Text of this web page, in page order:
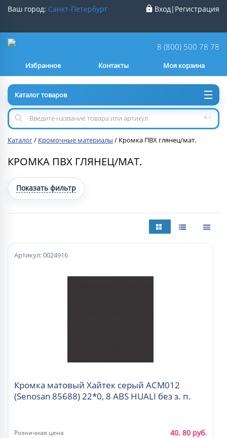
Ваш город: Санкт-Петербург
Нет
Вход| Регистрация
8 (800) 500 78 78
Контакты
Избранное Моя корзина
Каталог товаров
Каталог/ Кромочные материалы / Кромка ПВХ глянец/мат.
КРОМКА ПВХ ГЛЯНЕЦ/МАТ.
Показать фильтр
Кромка матовый Хайтек серый ACM012
(Senosan 85688) 22*0, 8 ABS HUALI без з. п.
Артикул: 0024916
Розничная цена 40. 80 руб.